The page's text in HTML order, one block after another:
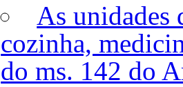
As unidades
cozinha,
do ms. 142 do